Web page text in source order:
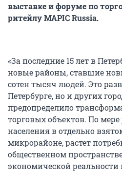
выставке и форуме по
ритейлу MAPIC Russia.
«За последние 15 лет в
новые районы, ставшие
сотен тысяч людей. Это
Петербурге, но и других
предопределило
торговых объектов. По
населения в отдельно
микрорайоне, растет
общественном
экономической